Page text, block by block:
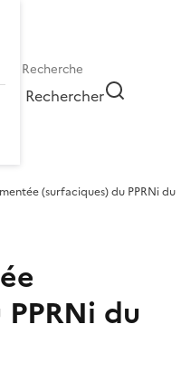
Rechercher
(surfaciques) du PPRNi du
du